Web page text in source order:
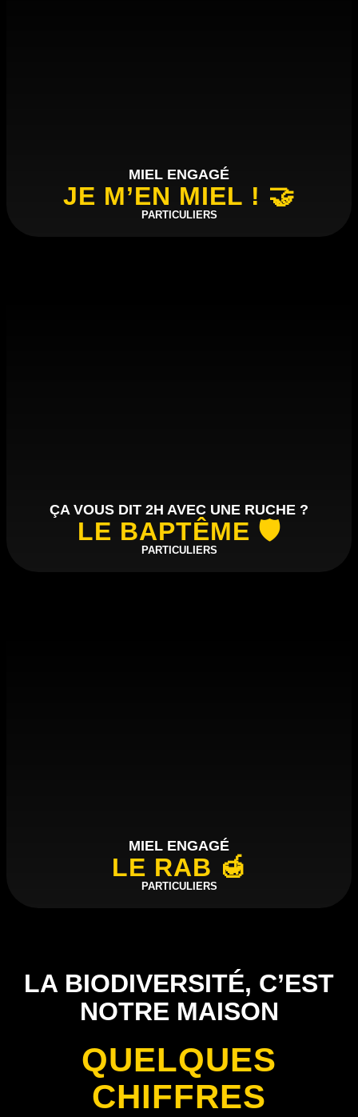
MIEL ENGAGÉ
JE M’EN MIEL ! 🤝
PARTICULIERS
ÇA VOUS DIT 2H AVEC UNE RUCHE ?
LE BAPTÊME 🛡️
PARTICULIERS
MIEL ENGAGÉ
LE RAB 🍯
PARTICULIERS
LA BIODIVERSITÉ, C’EST
NOTRE MAISON
QUELQUES
CHIFFRES